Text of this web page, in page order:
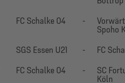
FC Schalke 04 -
Spoho
SGS Essen U21 -
FC
FC Schalke 04 -
SC
Köln